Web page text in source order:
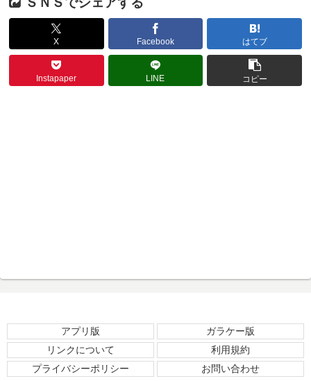
X Facebook はてブ
Instapaper LINE コピー
アプリ版
ガラケー版
リンクについて
利用規約
プライバシーポリシー
お問い合わせ